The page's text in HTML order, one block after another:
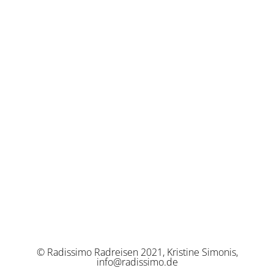
© Radissimo Radreisen 2021, Kristine Simonis,
info@radissimo.de